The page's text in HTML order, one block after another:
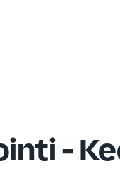
-